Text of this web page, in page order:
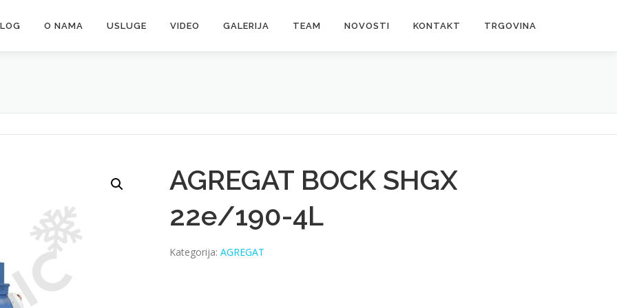
O NAMA USLUGE VIDEO GALERIJA TEAM NOVOSTI KONTAKT TRGOVINA
AGREGAT BOCK SHGX
22e/190-4L
Kategorija:AGREGAT